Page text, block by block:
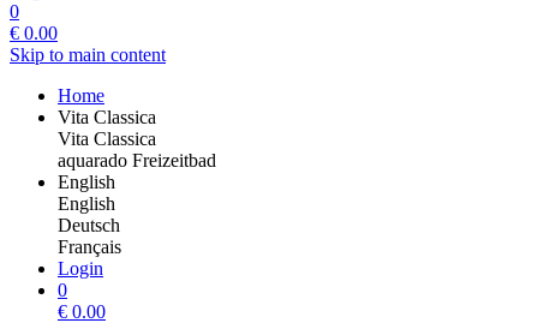
0
€ 0.00
Skip to main content
Home
Vita Classica
Vita Classica
aquarado Freizeitbad
English
English
Deutsch
Français
Login
0
€ 0.00